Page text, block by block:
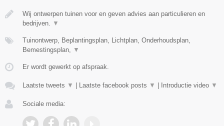
Wij ontwerpen tuinen voor en geven advies aan particulieren en
bedrijven.
▼
Tuinontwerp, Beplantingsplan, Lichtplan, Onderhoudsplan,
Bemestingsplan,
▼
Er wordt gewerkt op afspraak.
Laatste tweets ▼ Laatste facebook posts ▼ Introductie video ▼
Sociale media: